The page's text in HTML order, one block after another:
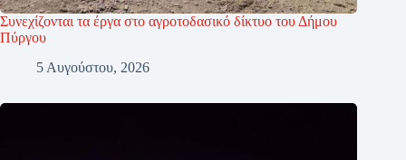
Συνεχίζονται τα έργα στο αγροτοδασικό δίκτυο του Δήμου
Πύργου
5 Αυγούστου, 2026